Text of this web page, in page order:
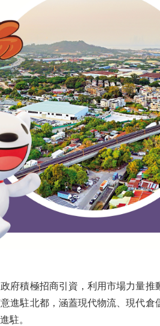
積極招商引資，利用市場力量推
進駐北都，涵蓋現代物流、現代倉
駐。